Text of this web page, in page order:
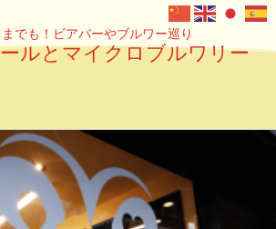
でも！ビアバーやブルワー巡り
ルとマイクロブルワリー